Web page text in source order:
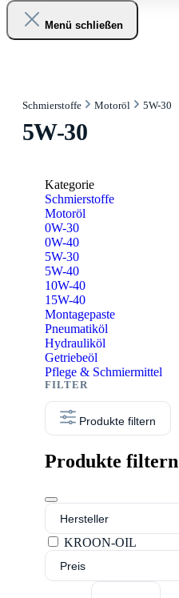
Menü schließen
Schmierstoffe Motoröl 5W-30
5W-30
Kategorie
Schmierstoffe
Motoröl
0W-30
0W-40
5W-30
5W-40
10W-40
15W-40
Montagepaste
Pneumatiköl
Hydrauliköl
Getriebeöl
Pflege & Schmiermittel
Produkte filtern
Produkte filtern
Hersteller
KROON-OIL
Preis